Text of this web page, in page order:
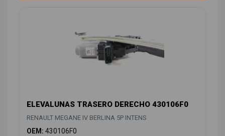
ELEVALUNAS TRASERO DERECHO 430106F0
RENAULT MEGANE IV BERLINA 5P INTENS
OEM: 430106F0